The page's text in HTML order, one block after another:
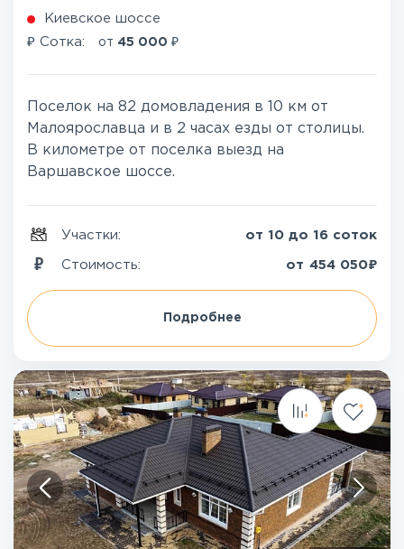
Киевское шоссе
₽ Сотка: от 45 000 ₽
Поселок на 82 домовладения в 10 км от
Малоярославца и в 2 часах езды от столицы.
В километре от поселка выезд на
Варшавское шоссе.
Участки: от 10 до 16 соток
Стоимость: от 454 050₽
Подробнее